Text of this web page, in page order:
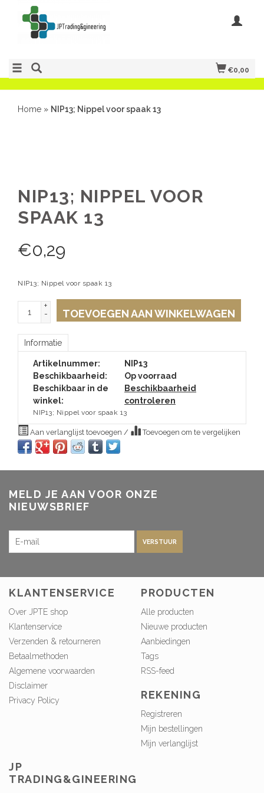
€0,00
Home » NIP13; Nippel voor spaak 13
NIP13; NIPPEL VOOR
SPAAK 13
€0,29
NIP13; Nippel voor spaak 13
+
-
TOEVOEGEN AAN WINKELWAGEN
Informatie
Artikelnummer:
NIP13
Beschikbaarheid:
Op voorraad
Beschikbaar in de
winkel:
Beschikbaarheid
controleren
NIP13; Nippel voor spaak 13
Aan verlanglijst toevoegen / Toevoegen om te vergelijken
MELD JE AAN VOOR ONZE
NIEUWSBRIEF
VERSTUUR
KLANTENSERVICE
Over JPTE shop
Klantenservice
Verzenden & retourneren
Betaalmethoden
Algemene voorwaarden
Disclaimer
Privacy Policy
PRODUCTEN
Alle producten
Nieuwe producten
Aanbiedingen
Tags
RSS-feed
REKENING
Registreren
Mijn bestellingen
Mijn verlanglijst
JP
TRADING&GINEERING